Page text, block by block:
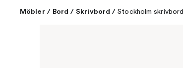
Möbler / Bord / Skrivbord / Stockholm skrivbord